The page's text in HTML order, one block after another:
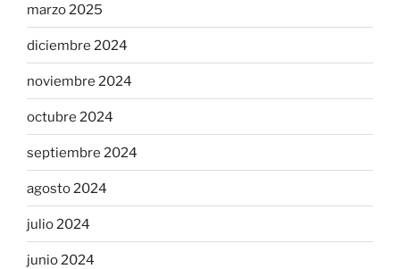
marzo 2025
diciembre 2024
noviembre 2024
octubre 2024
septiembre 2024
agosto 2024
julio 2024
junio 2024